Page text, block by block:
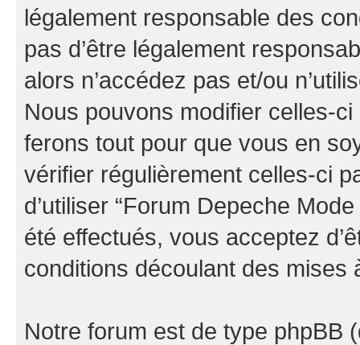
légalement responsable des
pas d’être légalement
alors n’accédez pas et/ou
Nous pouvons modifier celles-
ferons tout pour que vous en
vérifier régulièrement celles-ci
d’utiliser “Forum Depeche
été effectués, vous acceptez
conditions découlant des mises
Notre forum est de type phpBB